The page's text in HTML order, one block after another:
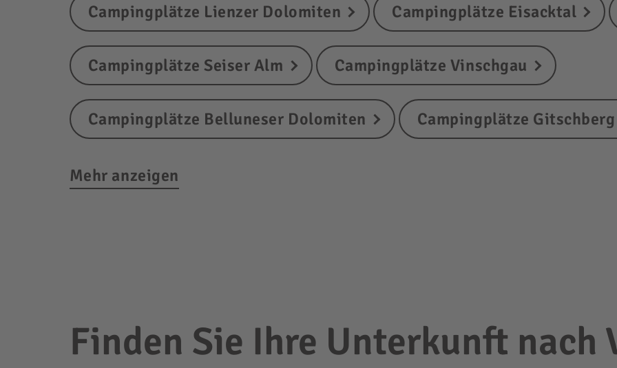
Campingplätze Lienzer Dolomiten Campingplätze Eisacktal
Campingplätze Seiser Alm Campingplätze Vinschgau
Campingplätze Belluneser Dolomiten Campingplätze
Mehr anzeigen
Finden Sie Ihre Unterkunft nach